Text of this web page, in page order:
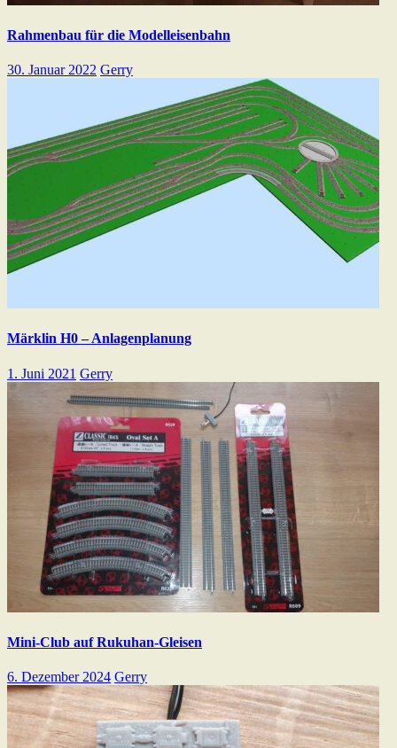
Rahmenbau für die Modelleisenbahn
30. Januar 2022 Gerry
Märklin H0 – Anlagenplanung
1. Juni 2021 Gerry
Mini-Club auf Rukuhan-Gleisen
6. Dezember 2024 Gerry